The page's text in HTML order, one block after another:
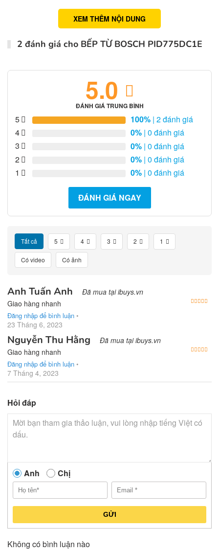
XEM THÊM NỘI DUNG
2 đánh giá cho BẾP TỪ BOSCH PID775DC1E
5.0
ĐÁNH GIÁ TRUNG BÌNH
5 100% | 2 đánh giá
4
0% | 0 đánh giá
3
0% | 0 đánh giá
2
0% | 0 đánh giá
1
0% | 0 đánh giá
ĐÁNH GIÁ NGAY
Tất cả 5 4 3 2 1
Có video Có ảnh
Anh Tuấn Anh Đã mua tại ibuys.vn
Giao hàng nhanh
Đăng nhập để bình luận •
23 Tháng 6, 2023
Nguyễn Thu Hằng Đã mua tại ibuys.vn
Giao hàng nhanh
Đăng nhập để bình luận •
7 Tháng 4, 2023
Hỏi đáp
Anh Chị
GỬI
Không có bình luận nào